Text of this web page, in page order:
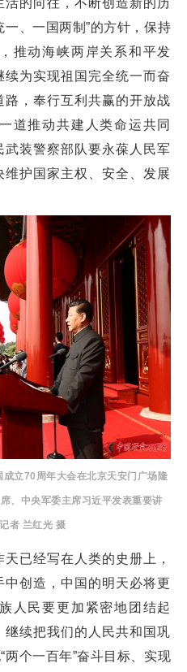
的向往，不断创造新的历
一、一国两制”的方针，保持
推动海峡两岸关系和平发
为实现祖国完全统一而奋
，奉行互利共赢的开放战
道推动共建人类命运共同
装警察部队要永葆人民军
护国家主权、安全、发展
立70周年大会在北京天安门广场隆
、中央军委主席习近平发表重要讲
者 兰红光 摄
经写在人类的史册上，
创造，中国的明天必将更
人民要更加紧密地团结起
续把我们的人民共和国巩
两个一百年”奋斗目标、实现